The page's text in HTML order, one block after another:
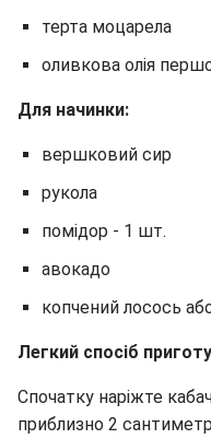
терта моцарела
оливкова олія
Для начинки:
вершковий сир
рукола
помідор - 1 шт.
авокадо
копчений лосось
Легкий спосіб
Спочатку наріжте
приблизно 2